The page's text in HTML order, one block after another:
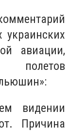
авиации,
видении
Причина